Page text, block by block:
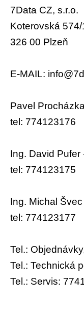
7Data CZ, s.r.o.
Koterovská 574/
326 00 Plzeň
E-MAIL:
Pavel
tel: 774123176
Ing. David Pufer
tel: 774123175
Ing. Michal
tel: 774123177
Tel.:
Tel.: Technická
Tel.: Servis: